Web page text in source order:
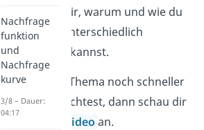
erklären wir dir, warum und wie du
ein Produkt unterschiedlich
positionieren kannst.
Wenn du das Thema noch schneller
verstehen möchtest, dann schau dir
Video an.
Nachfrage
funktion
und
Nachfrage
kurve
3/8 – Dauer:
04:17